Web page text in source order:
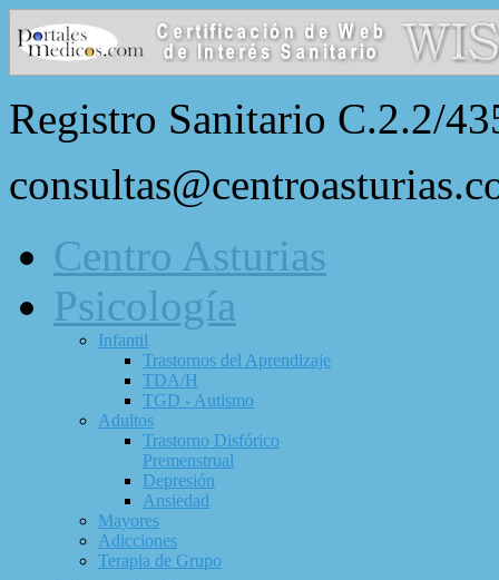
Registro Sanitario C.2.2/
Centro Asturias
Psicología
Infantil
Trastornos del Aprendizaje
TDA/H
TGD - Autismo
Adultos
Trastorno Disfórico
Premenstrual
Depresión
Ansiedad
Mayores
Adicciones
Terapia de Grupo